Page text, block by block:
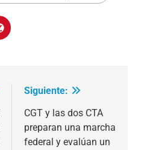
Siguiente:
CGT y las dos CTA
preparan una marcha
federal y evalúan un